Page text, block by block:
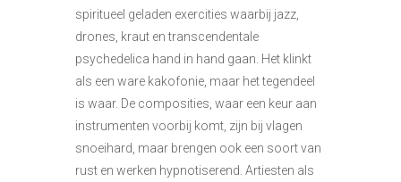
spiritueel geladen exercities waarbij jazz,
drones, kraut en transcendentale
psychedelica hand in hand gaan. Het klinkt
als een ware kakofonie, maar het tegendeel
is waar. De composities, waar een keur aan
instrumenten voorbij komt, zijn bij vlagen
snoeihard, maar brengen ook een soort van
rust en werken hypnotiserend. Artiesten als